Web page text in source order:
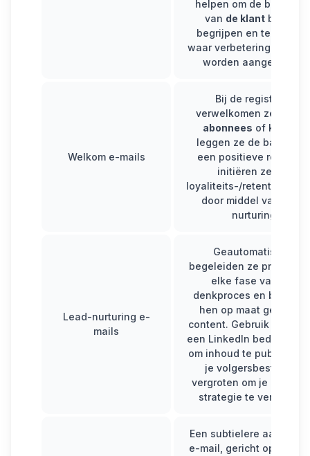
helpen om de
van de klantbeter te
begrijpen en te
waar verbeteringen
worden aangebracht.
Welkom e-mails
Bij de registratie
verwelkomen ze
abonnees of klanten,
leggen ze de basis
een positieve relatie
initiëren ze een
loyaliteits-/
door middel van lead-
nurturing.
Lead-nurturing e-
mails
Geautomatiseerd
begeleiden ze
elke fase van hun
denkproces en bieden
hen op maat
content. Gebruik
een LinkedIn
om inhoud te publiceren
je volgersbestand te
vergroten om je
strategie te
Een subtielere aanpak
e-mail, gericht op